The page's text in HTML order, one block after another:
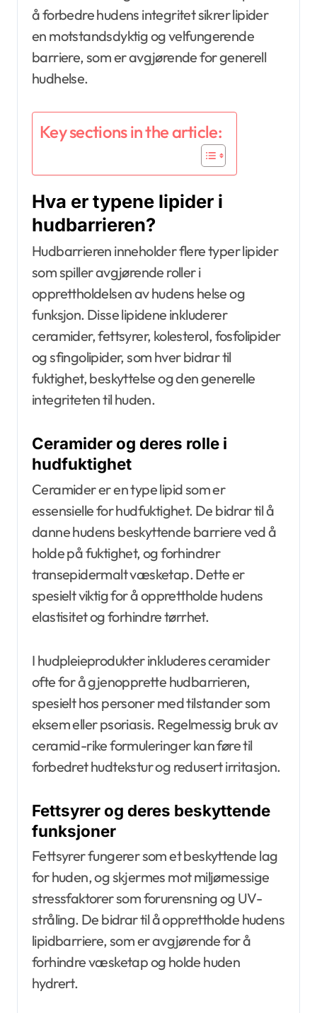
å forbedre hudens integritet sikrer lipider
en motstandsdyktig og velfungerende
barriere, som er avgjørende for generell
hudhelse.
Key sections in the article:
Hva er typene lipider i
hudbarrieren?
Hudbarrieren inneholder flere typer lipider
som spiller avgjørende roller i
opprettholdelsen av hudens helse og
funksjon. Disse lipidene inkluderer
ceramider, fettsyrer, kolesterol, fosfolipider
og sfingolipider, som hver bidrar til
fuktighet, beskyttelse og den generelle
integriteten til huden.
Ceramider og deres rolle i
hudfuktighet
Ceramider er en type lipid som er
essensielle for hudfuktighet. De bidrar til å
danne hudens beskyttende barriere ved å
holde på fuktighet, og forhindrer
transepidermalt væsketap. Dette er
spesielt viktig for å opprettholde hudens
elastisitet og forhindre tørrhet.
I hudpleieprodukter inkluderes ceramider
ofte for å gjenopprette hudbarrieren,
spesielt hos personer med tilstander som
eksem eller psoriasis. Regelmessig bruk av
ceramid-rike formuleringer kan føre til
forbedret hudtekstur og redusert irritasjon.
Fettsyrer og deres beskyttende
funksjoner
Fettsyrer fungerer som et beskyttende lag
for huden, og skjermes mot miljømessige
stressfaktorer som forurensning og UV-
stråling. De bidrar til å opprettholde hudens
lipidbarriere, som er avgjørende for å
forhindre væsketap og holde huden
hydrert.